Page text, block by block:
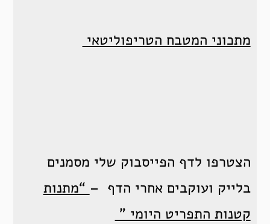
מתכוני המטבח הטריפוליטאי
הצטרפו לדף הפייסבוק שלי מסמנים
בלייק ועוקבים אחרי הדף – “מתנות
קטנות התפריט היומי ”